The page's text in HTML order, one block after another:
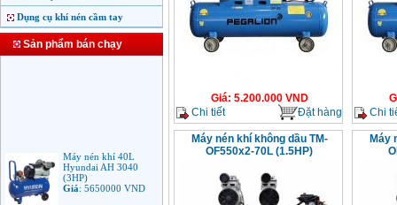
Dụng cụ khí nén cầm tay
Sản phẩm bán chạy
Máy nén khí 40L
Hyundai AH 3040
(3HP)
Giá:5650000 VND
Giá: 5.200.000VND
Chi tiết
Đặt hàng
Chi
Máy nén khí không dầu TM-
OF550x2-70L (1.5HP)
Máy